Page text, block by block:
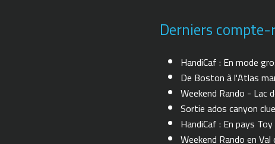
Derniers
HandiCaf : En mode
De Boston à l'Atlas
Weekend Rando - Lac
Sortie ados canyon
HandiCaf : En pays Toy
Weekend Rando en